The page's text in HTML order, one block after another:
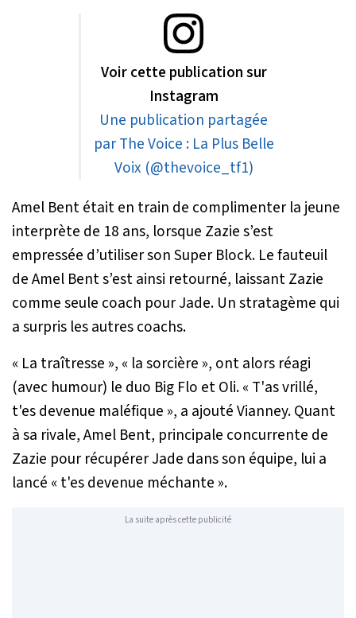
Voir cette publication sur
Instagram
Une publication partagée
par The Voice : La Plus Belle
Voix (@thevoice_tf1)
Amel Bent était en train de complimenter la jeune
interprète de 18 ans, lorsque Zazie s’est
empressée d’utiliser son Super Block. Le fauteuil
de Amel Bent s’est ainsi retourné, laissant Zazie
comme seule coach pour Jade. Un stratagème qui
a surpris les autres coachs.
« La traîtresse », « la sorcière », ont alors réagi
(avec humour) le duo Big Flo et Oli. « T'as vrillé,
t'es devenue maléfique », a ajouté Vianney. Quant
à sa rivale, Amel Bent, principale concurrente de
Zazie pour récupérer Jade dans son équipe, lui a
lancé « t'es devenue méchante ».
La suite après cette publicité